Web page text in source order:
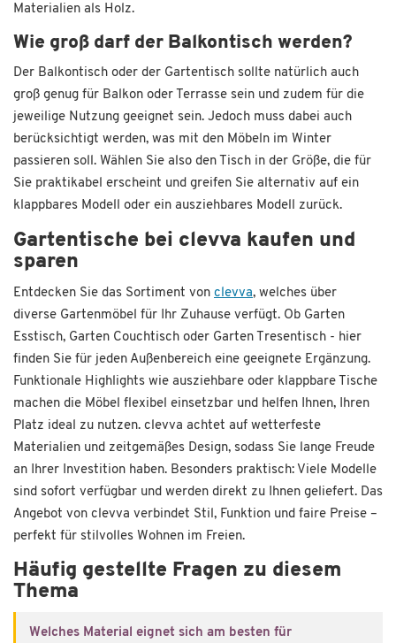
Materialien als Holz.
Wie groß darf der Balkontisch werden?
Der Balkontisch oder der Gartentisch sollte natürlich auch
groß genug für Balkon oder Terrasse sein und zudem für die
jeweilige Nutzung geeignet sein. Jedoch muss dabei auch
berücksichtigt werden, was mit den Möbeln im Winter
passieren soll. Wählen Sie also den Tisch in der Größe, die für
Sie praktikabel erscheint und greifen Sie alternativ auf ein
klappbares Modell oder ein ausziehbares Modell zurück.
Gartentische bei clevva kaufen und
sparen
Entdecken Sie das Sortiment von clevva, welches über
diverse Gartenmöbel für Ihr Zuhause verfügt. Ob Garten
Esstisch, Garten Couchtisch oder Garten Tresentisch - hier
finden Sie für jeden Außenbereich eine geeignete Ergänzung.
Funktionale Highlights wie ausziehbare oder klappbare Tische
machen die Möbel flexibel einsetzbar und helfen Ihnen, Ihren
Platz ideal zu nutzen. clevva achtet auf wetterfeste
Materialien und zeitgemäßes Design, sodass Sie lange Freude
an Ihrer Investition haben. Besonders praktisch: Viele Modelle
sind sofort verfügbar und werden direkt zu Ihnen geliefert. Das
Angebot von clevva verbindet Stil, Funktion und faire Preise –
perfekt für stilvolles Wohnen im Freien.
Häufig gestellte Fragen zu diesem
Thema
Welches Material eignet sich am besten für